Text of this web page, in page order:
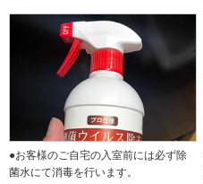
●お客様のご自宅の入室前には必ず除
菌水にて消毒を行います。